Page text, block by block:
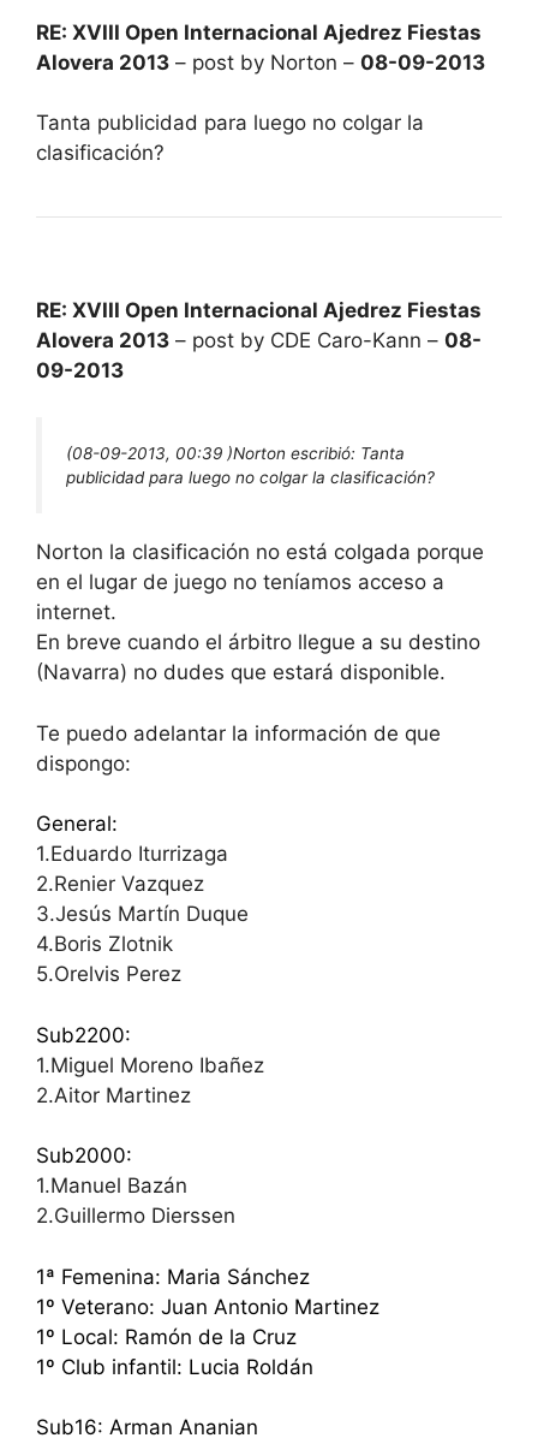
RE: XVIII Open Internacional Ajedrez Fiestas
Alovera 2013 – post by Norton – 08-09-2013
Tanta publicidad para luego no colgar la
clasificación?
RE: XVIII Open Internacional Ajedrez Fiestas
Alovera 2013 – post by CDE Caro-Kann – 08-
09-2013
(08-09-2013, 00:39 )Norton escribió: Tanta
publicidad para luego no colgar la clasificación?
Norton la clasificación no está colgada porque
en el lugar de juego no teníamos acceso a
internet.
En breve cuando el árbitro llegue a su destino
(Navarra) no dudes que estará disponible.
Te puedo adelantar la información de que
dispongo:
General:
1.Eduardo Iturrizaga
2.Renier Vazquez
3.Jesús Martín Duque
4.Boris Zlotnik
5.Orelvis Perez
Sub2200:
1.Miguel Moreno Ibañez
2.Aitor Martinez
Sub2000:
1.Manuel Bazán
2.Guillermo Dierssen
1ª Femenina: Maria Sánchez
1º Veterano: Juan Antonio Martinez
1º Local: Ramón de la Cruz
1º Club infantil: Lucia Roldán
Sub16: Arman Ananian